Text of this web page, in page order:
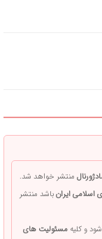
منتشر خواهد شد.
ایرانباشد منتشر
و کلیهمسئولیت های